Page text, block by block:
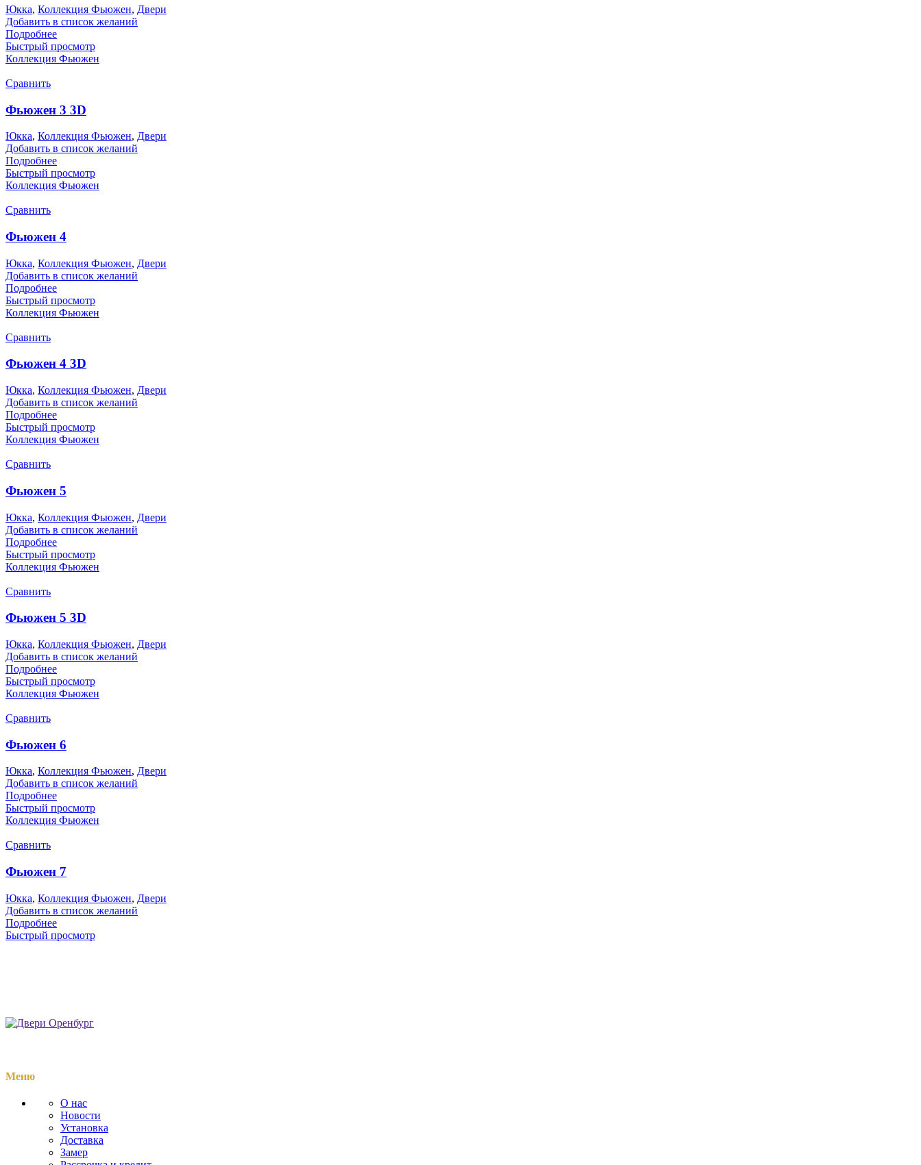
Юкка, Коллекция Фьюжен, Двери
Добавить в список желаний
Подробнее
Быстрый просмотр
Коллекция Фьюжен
Сравнить
Фьюжен 3 3D
Юкка, Коллекция Фьюжен, Двери
Добавить в список желаний
Подробнее
Быстрый просмотр
Коллекция Фьюжен
Сравнить
Фьюжен 4
Юкка, Коллекция Фьюжен, Двери
Добавить в список желаний
Подробнее
Быстрый просмотр
Коллекция Фьюжен
Сравнить
Фьюжен 4 3D
Юкка, Коллекция Фьюжен, Двери
Добавить в список желаний
Подробнее
Быстрый просмотр
Коллекция Фьюжен
Сравнить
Фьюжен 5
Юкка, Коллекция Фьюжен, Двери
Добавить в список желаний
Подробнее
Быстрый просмотр
Коллекция Фьюжен
Сравнить
Фьюжен 5 3D
Юкка, Коллекция Фьюжен, Двери
Добавить в список желаний
Подробнее
Быстрый просмотр
Коллекция Фьюжен
Сравнить
Фьюжен 6
Юкка, Коллекция Фьюжен, Двери
Добавить в список желаний
Подробнее
Быстрый просмотр
Коллекция Фьюжен
Сравнить
Фьюжен 7
Юкка, Коллекция Фьюжен, Двери
Добавить в список желаний
Подробнее
Быстрый просмотр
Меню
О нас
Новости
Установка
Доставка
Замер